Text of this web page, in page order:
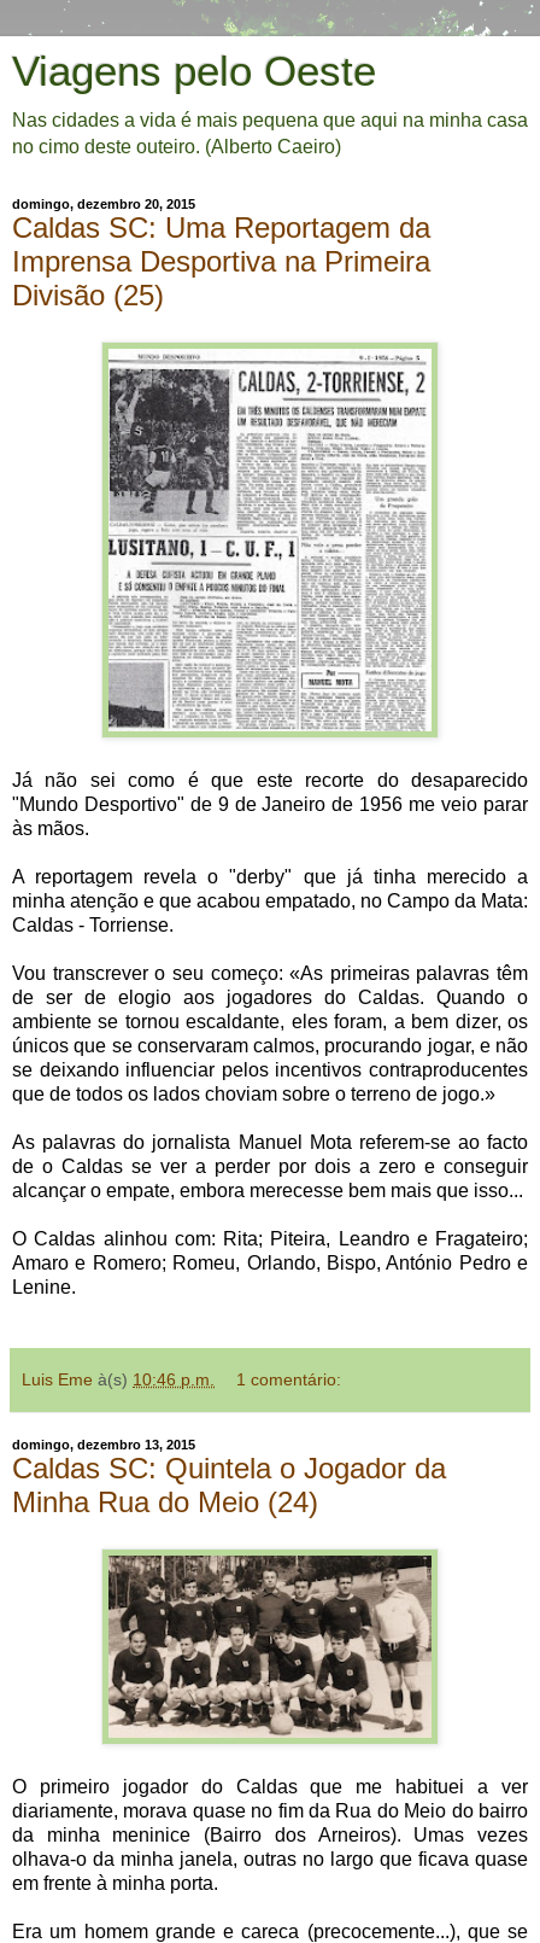
Viagens pelo Oeste
Nas cidades a vida é mais pequena que aqui na minha casa
no cimo deste outeiro. (Alberto Caeiro)
domingo, dezembro 20, 2015
Caldas SC: Uma Reportagem da
Imprensa Desportiva na Primeira
Divisão (25)
Já não sei como é que este recorte do desaparecido
"Mundo Desportivo" de 9 de Janeiro de 1956 me veio parar
às mãos.
A reportagem revela o "derby" que já tinha merecido a
minha atenção e que acabou empatado, no Campo da Mata:
Caldas - Torriense.
Vou transcrever o seu começo: «As primeiras palavras têm
de ser de elogio aos jogadores do Caldas. Quando o
ambiente se tornou escaldante, eles foram, a bem dizer, os
únicos que se conservaram calmos, procurando jogar, e não
se deixando influenciar pelos incentivos contraproducentes
que de todos os lados choviam sobre o terreno de jogo.»
As palavras do jornalista Manuel Mota referem-se ao facto
de o Caldas se ver a perder por dois a zero e conseguir
alcançar o empate, embora merecesse bem mais que isso...
O Caldas alinhou com: Rita; Piteira, Leandro e Fragateiro;
Amaro e Romero; Romeu, Orlando, Bispo, António Pedro e
Lenine.
Luis Eme à(s) 10:46 p.m. 1 comentário:
domingo, dezembro 13, 2015
Caldas SC: Quintela o Jogador da
Minha Rua do Meio (24)
O primeiro jogador do Caldas que me habituei a ver
diariamente, morava quase no fim da Rua do Meio do bairro
da minha meninice (Bairro dos Arneiros). Umas vezes
olhava-o da minha janela, outras no largo que ficava quase
em frente à minha porta.
Era um homem grande e careca (precocemente...), que se